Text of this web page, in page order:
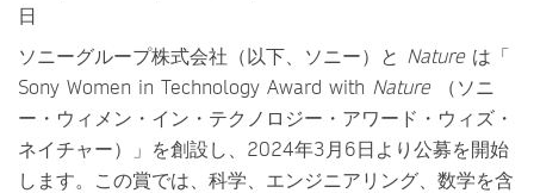
日
ソニーグループ株式会社（以下、ソニー）と Natureは「
Sony Women in Technology Award with Nature
（ソニ
ー・ウィメン・イン・テクノロジー・アワード・ウィズ・
ネイチャー）」を創設し、2024年3月6日より公募を開始
します。この賞では、科学、エンジニアリング、数学を含